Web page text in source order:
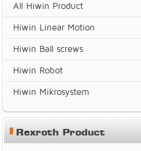
All Hiwin Product
Hiwin Linear Motion
Hiwin Ball screws
Hiwin Robot
Hiwin Mikrosystem
Rexroth Product